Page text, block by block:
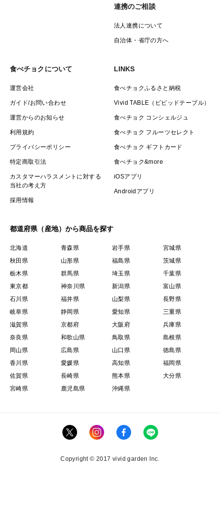
連携のご相談
法人連携について
自治体・省庁の方へ
食べチョクについて
運営会社
ガイド/お問い合わせ
運営からのお知らせ
利用規約
プライバシーポリシー
特定商取引法
カスタマーハラスメントに対する
当社の考え方
採用情報
LINKS
食べチョクふるさと納税
Vivid TABLE（ビビッドテーブル）
食べチョク コンシェルジュ
食べチョク フルーツセレクト
食べチョク ギフトカード
食べチョク&more
iOSアプリ
Androidアプリ
都道府県（産地）から商品を探す
北海道 青森県 岩手県
宮城県
秋田県
山形県 福島県
茨城県
栃木県
群馬県 埼玉県
千葉県
東京都
神奈川県 新潟県
富山県
石川県
福井県 山梨県
長野県
岐阜県
静岡県 愛知県
三重県
滋賀県
京都府 大阪府
兵庫県
奈良県
和歌山県 鳥取県
島根県
岡山県
広島県 山口県
徳島県
香川県
愛媛県 高知県
福岡県
佐賀県
長崎県 熊本県
大分県
宮崎県
鹿児島県 沖縄県
Copyright © 2017 vivid garden Inc.